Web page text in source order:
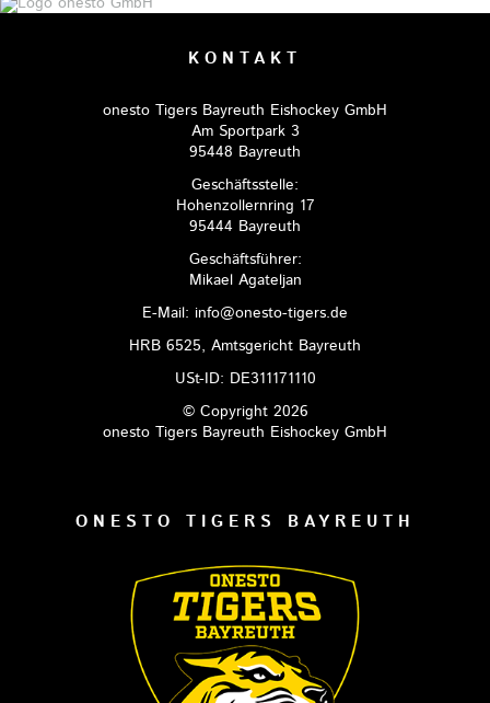
KONTAKT
onesto Tigers Bayreuth Eishockey GmbH
Am Sportpark 3
95448 Bayreuth
Geschäftsstelle:
Hohenzollernring 17
95444 Bayreuth
Geschäftsführer:
Mikael Agateljan
E-Mail: info@onesto-tigers.de
HRB 6525, Amtsgericht Bayreuth
USt-ID: DE311171110
© Copyright 2026
onesto Tigers Bayreuth Eishockey GmbH
ONESTO TIGERS BAYREUTH